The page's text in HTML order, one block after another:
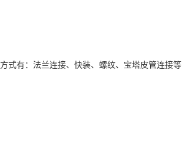
式有：法兰连接、快装、螺纹、宝塔皮管连接等